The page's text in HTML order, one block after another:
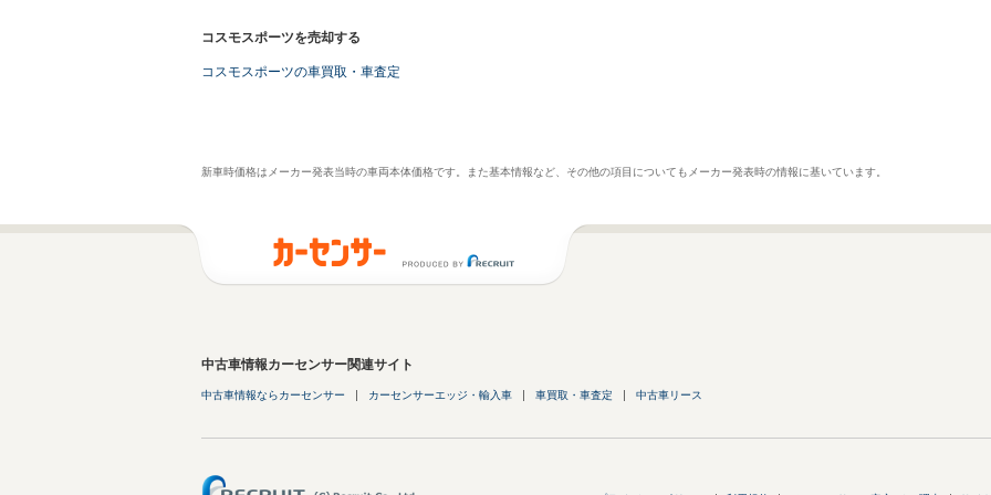
コスモスポーツを売却する
コスモスポーツの車買取・車査定
新車時価格はメーカー発表当時の車両本体価格です。また基本情報など、その他の項目についてもメーカー発表時の情報に基いています。
中古車情報カーセンサー関連サイト
中古車情報ならカーセンサー カーセンサーエッジ・輸入車 車買取・車査定 中古車リース